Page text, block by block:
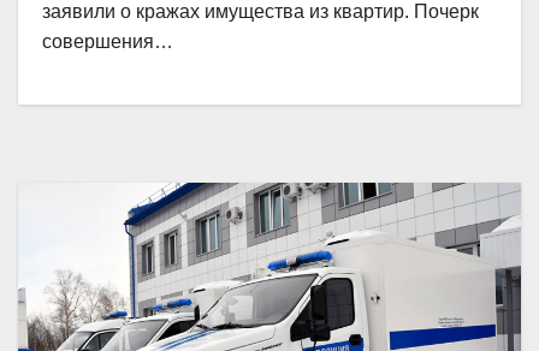
заявили о кражах имущества из квартир. Почерк
совершения…